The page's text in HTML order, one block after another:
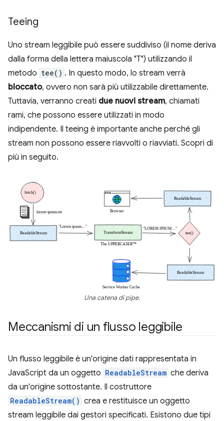
Teeing
Uno stream leggibile può essere suddiviso (il nome deriva
dalla forma della lettera maiuscola "T") utilizzando il
metodo tee() . In questo modo, lo stream verrà
bloccato, ovvero non sarà più utilizzabile direttamente.
Tuttavia, verranno creati due nuovi stream, chiamati
rami, che possono essere utilizzati in modo
indipendente. Il teeing è importante anche perché gli
stream non possono essere riavvolti o riavviati. Scopri di
più in seguito.
Una catena di pipe.
Meccanismi di un flusso leggibile
Un flusso leggibile è un'origine dati rappresentata in
JavaScript da un oggetto ReadableStream che deriva
da un'origine sottostante. Il costruttore
ReadableStream() crea e restituisce un oggetto
stream leggibile dai gestori specificati. Esistono due tipi